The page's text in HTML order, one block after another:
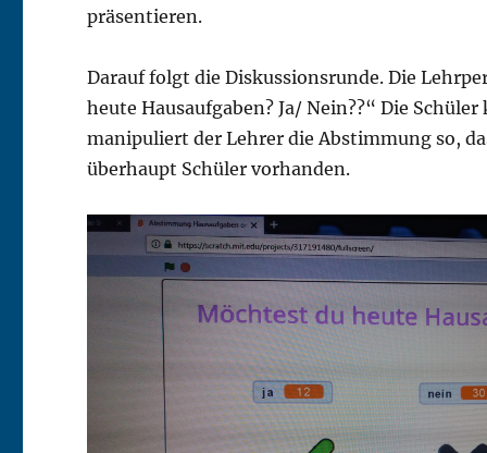
präsentieren.
Darauf folgt die Diskussionsrunde. Die
heute Hausaufgaben? Ja/ Nein??“ Die
manipuliert der Lehrer die Abstimmung so,
überhaupt Schüler vorhanden.